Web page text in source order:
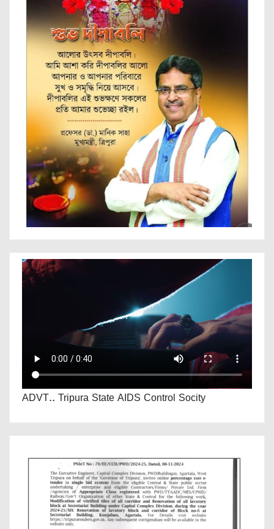
ADVT.. Tripura State AIDS Control Socity